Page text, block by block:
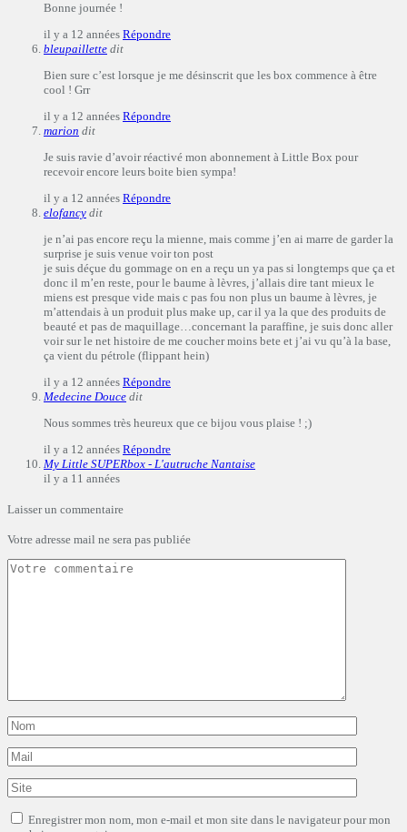
Bonne journée !
il y a 12 années Répondre
bleupaillette dit
Bien sure c’est lorsque je me désinscrit que les box commence à être
cool ! Grr
il y a 12 années Répondre
marion dit
Je suis ravie d’avoir réactivé mon abonnement à Little Box pour
recevoir encore leurs boite bien sympa!
il y a 12 années Répondre
elofancy dit
je n’ai pas encore reçu la mienne, mais comme j’en ai marre de garder la
surprise je suis venue voir ton post
je suis déçue du gommage on en a reçu un ya pas si longtemps que ça et
donc il m’en reste, pour le baume à lèvres, j’allais dire tant mieux le
miens est presque vide mais c pas fou non plus un baume à lèvres, je
m’attendais à un produit plus make up, car il ya la que des produits de
beauté et pas de maquillage…concernant la paraffine, je suis donc aller
voir sur le net histoire de me coucher moins bete et j’ai vu qu’à la base,
ça vient du pétrole (flippant hein)
il y a 12 années Répondre
Medecine Douce dit
Nous sommes très heureux que ce bijou vous plaise ! ;)
il y a 12 années Répondre
My Little SUPERbox - L'autruche Nantaise
il y a 11 années
Laisser un commentaire
Votre adresse mail ne sera pas publiée
Enregistrer mon nom, mon e-mail et mon site dans le navigateur pour mon